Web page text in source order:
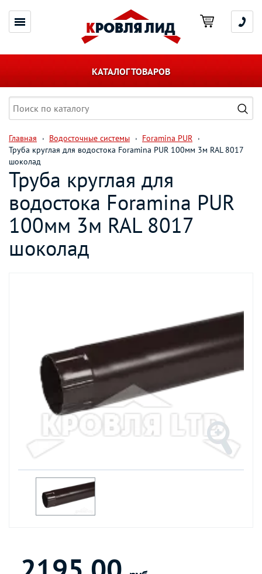
КАТАЛОГ ТОВАРОВ
Главная Водосточные системы
Foramina PUR
Труба круглая для водостока Foramina PUR 100мм 3м RAL 8017
шоколад
Труба круглая для
водостока Foramina PUR
100мм 3м RAL 8017
шоколад